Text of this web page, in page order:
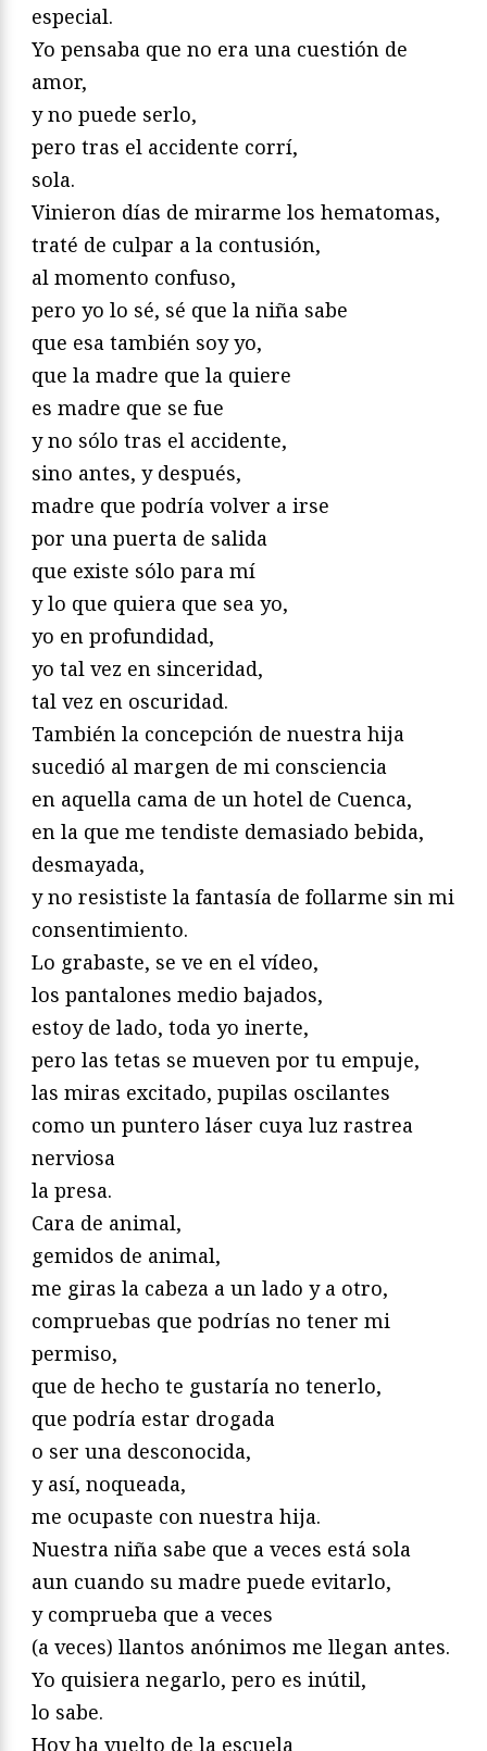
especial.
Yo pensaba que no era una cuestión de
amor,
y no puede serlo,
pero tras el accidente corrí,
sola.
Vinieron días de mirarme los hematomas,
traté de culpar a la contusión,
al momento confuso,
pero yo lo sé, sé que la niña sabe
que esa también soy yo,
que la madre que la quiere
es madre que se fue
y no sólo tras el accidente,
sino antes, y después,
madre que podría volver a irse
por una puerta de salida
que existe sólo para mí
y lo que quiera que sea yo,
yo en profundidad,
yo tal vez en sinceridad,
tal vez en oscuridad.
También la concepción de nuestra hija
sucedió al margen de mi consciencia
en aquella cama de un hotel de Cuenca,
en la que me tendiste demasiado bebida,
desmayada,
y no resististe la fantasía de follarme sin mi
consentimiento.
Lo grabaste, se ve en el vídeo,
los pantalones medio bajados,
estoy de lado, toda yo inerte,
pero las tetas se mueven por tu empuje,
las miras excitado, pupilas oscilantes
como un puntero láser cuya luz rastrea
nerviosa
la presa.
Cara de animal,
gemidos de animal,
me giras la cabeza a un lado y a otro,
compruebas que podrías no tener mi
permiso,
que de hecho te gustaría no tenerlo,
que podría estar drogada
o ser una desconocida,
y así, noqueada,
me ocupaste con nuestra hija.
Nuestra niña sabe que a veces está sola
aun cuando su madre puede evitarlo,
y comprueba que a veces
(a veces) llantos anónimos me llegan antes.
Yo quisiera negarlo, pero es inútil,
lo sabe.
Hoy ha vuelto de la escuela